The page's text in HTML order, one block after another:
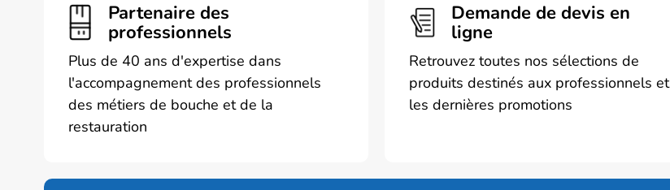
Partenaire des
professionnels
Plus de 40 ans d'expertise dans
l'accompagnement des professionnels
des métiers de bouche et de la
restauration
Demande de devis en
ligne
Retrouvez toutes nos sélections de
produits destinés aux professionnels et
les dernières promotions